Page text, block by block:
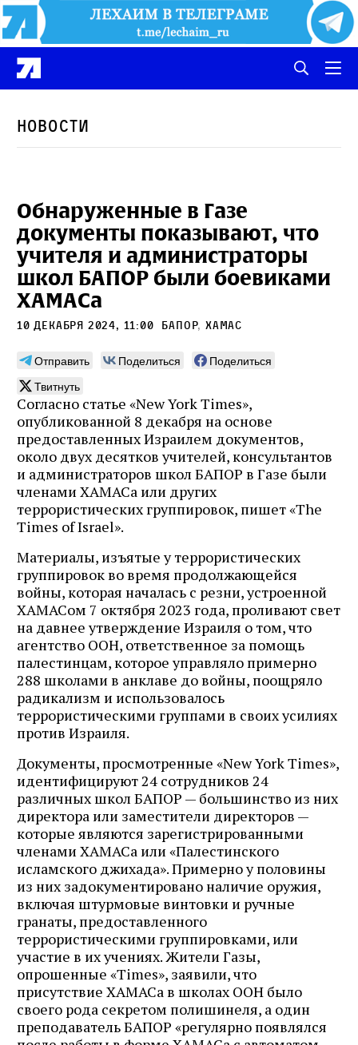
Новости
Обнаруженные в Газе
документы показывают, что
учителя и администраторы
школ БАПОР были боевиками
ХАМАСа
10 декабря 2024, 11:00 БАПОР,ХАМАС
Отправить Поделиться
Поделиться
Твитнуть
Согласно статье «New York Times»,
опубликованной 8 декабря на основе
предоставленных Израилем документов,
около двух десятков учителей, консультантов
и администраторов школ БАПОР в Газе были
членами ХАМАСа или других
террористических группировок, пишет «The
Times of Israel».
Материалы, изъятые у террористических
группировок во время продолжающейся
войны, которая началась с резни, устроенной
ХАМАСом 7 октября 2023 года, проливают свет
на давнее утверждение Израиля о том, что
агентство ООН, ответственное за помощь
палестинцам, которое управляло примерно
288 школами в анклаве до войны, поощряло
радикализм и использовалось
террористическими группами в своих усилиях
против Израиля.
Документы, просмотренные «New York Times»,
идентифицируют 24 сотрудников 24
различных школ БАПОР — большинство из них
директора или заместители директоров —
которые являются зарегистрированными
членами ХАМАСа или «Палестинского
исламского джихада». Примерно у половины
из них задокументировано наличие оружия,
включая штурмовые винтовки и ручные
гранаты, предоставленного
террористическими группировками, или
участие в их учениях. Жители Газы,
опрошенные «Times», заявили, что
присутствие ХАМАСа в школах ООН было
своего рода секретом полишинеля, а один
преподаватель БАПОР «регулярно появлялся